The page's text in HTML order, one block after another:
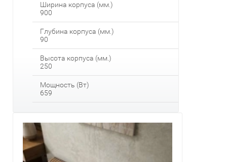
Ширина корпуса (мм.)
900
Глубина корпуса (мм.)
90
Высота корпуса (мм.)
250
Мощность (Вт)
659